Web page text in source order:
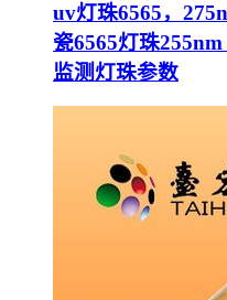
uv灯珠6565，
瓷6565灯珠
监测灯珠参数